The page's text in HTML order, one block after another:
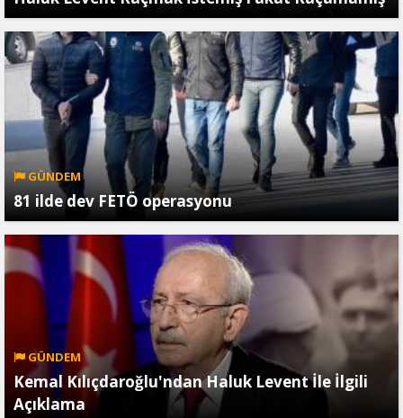
GÜNDEM
81 ilde dev FETÖ operasyonu
GÜNDEM
Kemal Kılıçdaroğlu'ndan Haluk Levent İle İlgili
Açıklama